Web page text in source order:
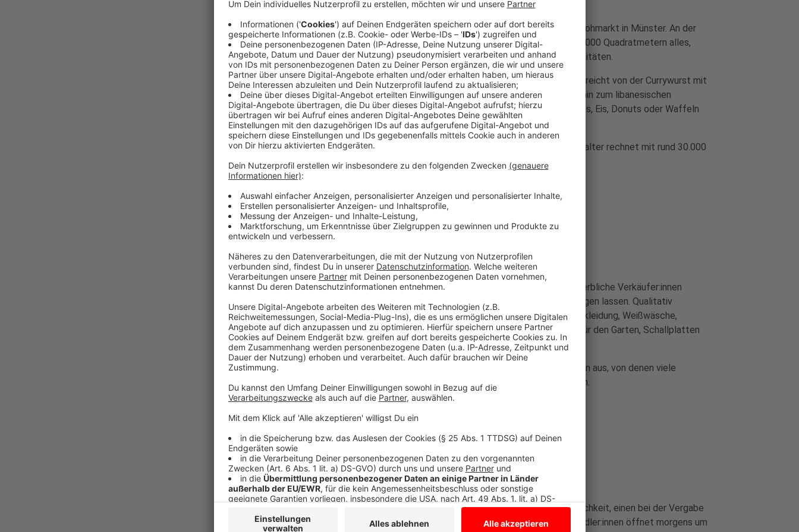
Es ist der erste von vier Terminen im Jahr 2023 für den Freiluft-Flohmarkt in Münster. An der
grünen Promenade entlang gibt es auf einer Fläche von knapp 28.000 Quadratmetern alles,
was das Herz begehrt: Von Möbeln über Kleidung bis hin zu Antiquitäten.
Auch für das leibliche Wohl ist gesorgt: Das kulinarische Angebot reicht von der Currywurst mit
Pommes über Erbsensuppe, Döner und schwäbische Spätzle bis hin zum libanesischen
Manakish. Für den passenden Nachtisch stehen Stände mit Crêpes, Eis, Donuts oder Waffeln
zur Wahl.
Das Messe und Congress Centrum Halle Münsterland als Veranstalter rechnet mit rund 30.000
Besucher:innen.
Privat und Professionell
Direkt vor Münsters schönster Kulisse, dem Schloss, bieten gewerbliche Verkäufer:innen
Kunst und Antiquitäten an, die manches Sammlerherz höher schlagen lassen. Qualitativ
hochwertige Gemälde, Kronleuchter, Porzellan, Silber, Vintage-Bekleidung, Weißwäsche,
Schmuck und Möbel sind hier ebenso zu finden wie Dekoratives für den Garten, Schallplatten
und Bücher.
Den Großteil des Flohmarktes machen die privaten Verkäufer:innen aus, von denen viele
inzwischen beim Bezahlen neben Bargeld auch Paypal akzeptieren.
Anzeige
Am Flohmarkttag selbst gibt es für Kurzentschlossene die Möglichkeit, einen bei der Vergabe
nicht in Anspruch genommenen Platz abzustauben. Für Hobbyhändler:innen öffnet morgens um